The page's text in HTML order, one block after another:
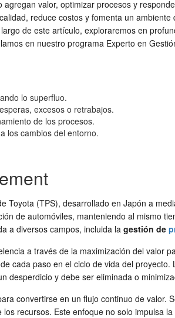
valor, optimizar procesos y
reduce costos y fomenta un
de este artículo, exploraremos en
en nuestro programa Experto en
lo superfluo.
excesos o retrabajos.
de los procesos.
los cambios del entorno.
(TPS), desarrollado en Japón a
de automóviles, manteniendo al mismo
a diversos campos, incluida la gestión de
a través de la maximización del valor
cada paso en el ciclo de vida del
desperdicio y debe ser eliminada o
convertirse en un flujo continuo de valor.
recursos. Este enfoque no solo impulsa la